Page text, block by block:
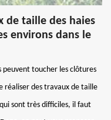
de taille des haies
environs dans le
peuvent toucher les clôtures
réaliser des travaux de taille
sont très difficiles, il faut